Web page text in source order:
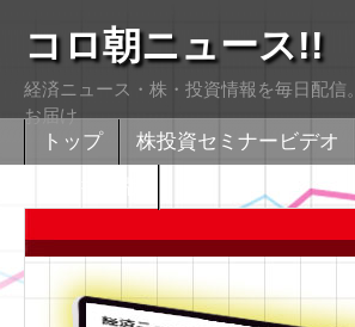
コロ朝ニュース!!
経済ニュース・株・投資情報を毎日配
お届け
トップ 株投資セミナービデオ